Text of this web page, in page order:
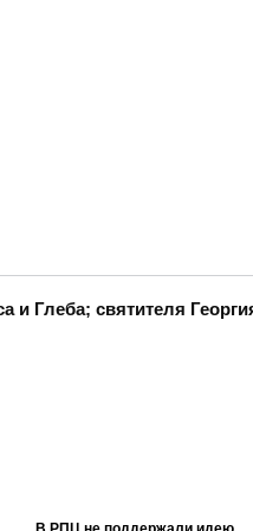
и Глеба; святителя